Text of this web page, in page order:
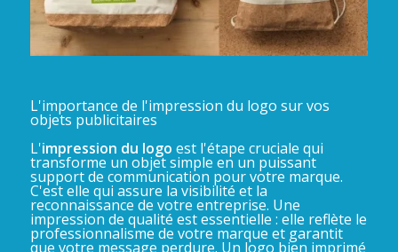
L'importance de l'impression du logo sur vos
objets publicitaires
L'impression du logo est l'étape cruciale qui
transforme un objet simple en un puissant
support de communication pour votre marque.
C'est elle qui assure la visibilité et la
reconnaissance de votre entreprise. Une
impression de qualité est essentielle : elle reflète le
professionnalisme de votre marque et garantit
que votre message perdure. Un logo bien imprimé